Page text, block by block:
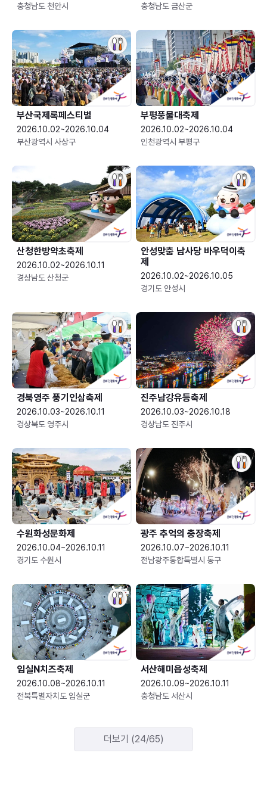
충청남도 천안시
충청남도 금산군
부산국제록페스티벌
2026.10.02~2026.10.04
부산광역시 사상구
부평풍물대축제
2026.10.02~2026.10.04
인천광역시 부평구
산청한방약초축제
2026.10.02~2026.10.11
경상남도 산청군
안성맞춤 남사당 바우덕이축
제
2026.10.02~2026.10.05
경기도 안성시
경북영주 풍기인삼축제
2026.10.03~2026.10.11
경상북도 영주시
진주남강유등축제
2026.10.03~2026.10.18
경상남도 진주시
수원화성문화제
2026.10.04~2026.10.11
경기도 수원시
광주 추억의 충장축제
2026.10.07~2026.10.11
전남광주통합특별시 동구
임실N치즈축제
2026.10.08~2026.10.11
전북특별자치도 임실군
서산해미읍성축제
2026.10.09~2026.10.11
충청남도 서산시
더보기 (24/65)